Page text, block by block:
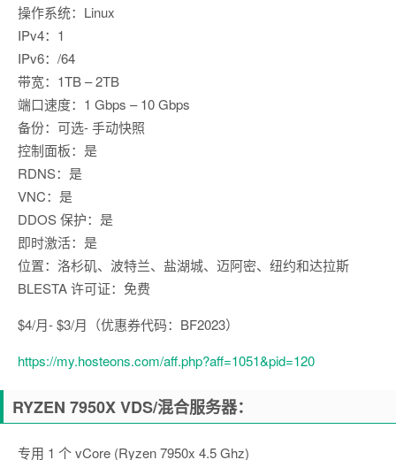
操作系统：Linux
IPv4：1
IPv6：/64
带宽：1TB – 2TB
端口速度：1 Gbps – 10 Gbps
备份：可选- 手动快照
控制面板：是
RDNS：是
VNC：是
DDOS 保护：是
即时激活：是
位置：洛杉矶、波特兰、盐湖城、迈阿密、纽约和达拉斯
BLESTA 许可证：免费
$4/月- $3/月（优惠券代码：BF2023）
https://my.hosteons.com/aff.php?aff=1051&pid=120
RYZEN 7950X VDS/混合服务器：
专用 1 个 vCore (Ryzen 7950x 4.5 Ghz)